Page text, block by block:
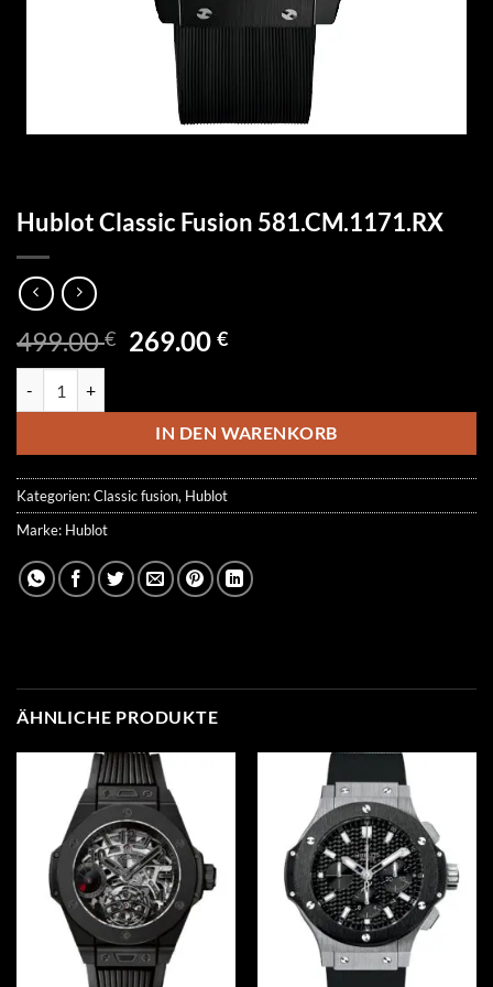
Hublot Classic Fusion 581.CM.1171.RX
499.00€ Ursprünglicher
499.00 €
269.00€Aktueller
269.00 €.
IN DEN WARENKORB
Kategorien:Classic fusion, Hublot
Marke: Hublot
ÄHNLICHE PRODUKTE